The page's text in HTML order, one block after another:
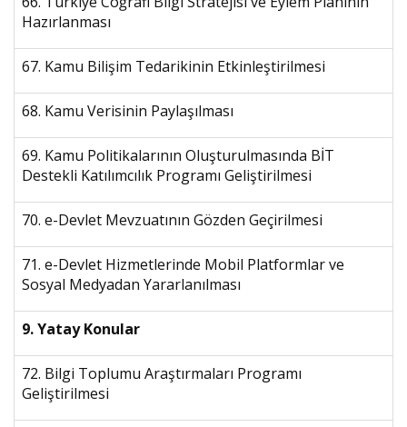
Hazırlanması
67. Kamu Bilişim Tedarikinin Etkinleştirilmesi
68. Kamu Verisinin Paylaşılması
69. Kamu Politikalarının Oluşturulmasında BİT
Destekli Katılımcılık Programı Geliştirilmesi
70. e-Devlet Mevzuatının Gözden Geçirilmesi
71. e-Devlet Hizmetlerinde Mobil Platformlar ve
Sosyal Medyadan Yararlanılması
9. Yatay Konular
72. Bilgi Toplumu Araştırmaları Programı
Geliştirilmesi